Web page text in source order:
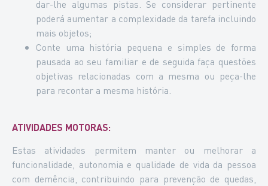
dar-lhe algumas pistas. Se considerar pertinente
poderá aumentar a complexidade da tarefa incluindo
mais objetos;
Conte uma história pequena e simples de forma
pausada ao seu familiar e de seguida faça questões
objetivas relacionadas com a mesma ou peça-lhe
para recontar a mesma história.
ATIVIDADES MOTORAS:
Estas atividades permitem manter ou melhorar a
funcionalidade, autonomia e qualidade de vida da pessoa
com demência, contribuindo para prevenção de quedas,